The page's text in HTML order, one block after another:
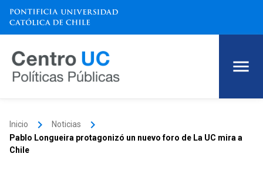
Inicio keyboard_arrow_right Noticias keyboard_arrow_right
Pablo Longueira protagonizó un nuevo foro de La UC mira a
Chile